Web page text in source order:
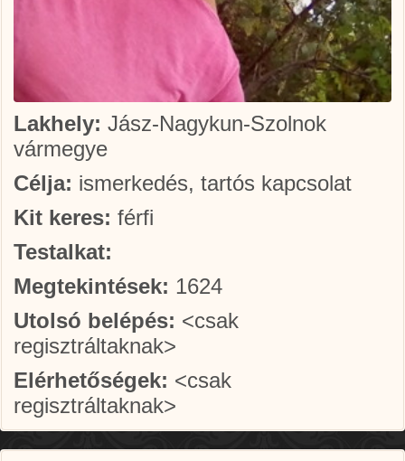
Lakhely: Jász-Nagykun-Szolnok
vármegye
Célja: ismerkedés, tartós kapcsolat
Kit keres: férfi
Testalkat:
Megtekintések: 1624
Utolsó belépés: <csak
regisztráltaknak>
Elérhetőségek: <csak
regisztráltaknak>